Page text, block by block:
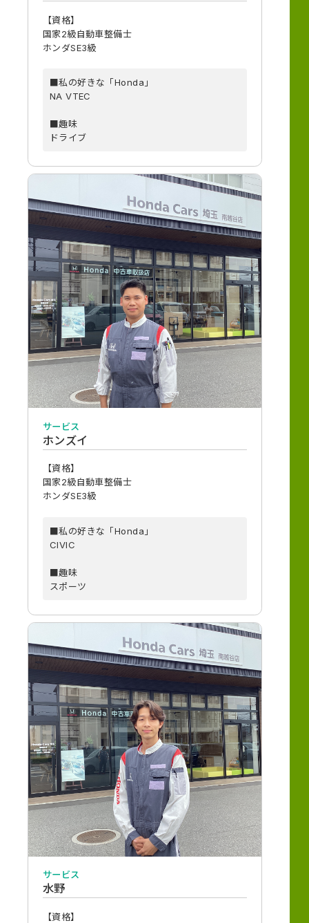
【資格】
国家2級自動車整備士
ホンダSE3級
■私の好きな「Honda」
NA VTEC
■趣味
ドライブ
サービス
ホンズイ
【資格】
国家2級自動車整備士
ホンダSE3級
■私の好きな「Honda」
CIVIC
■趣味
スポーツ
サービス
水野
【資格】